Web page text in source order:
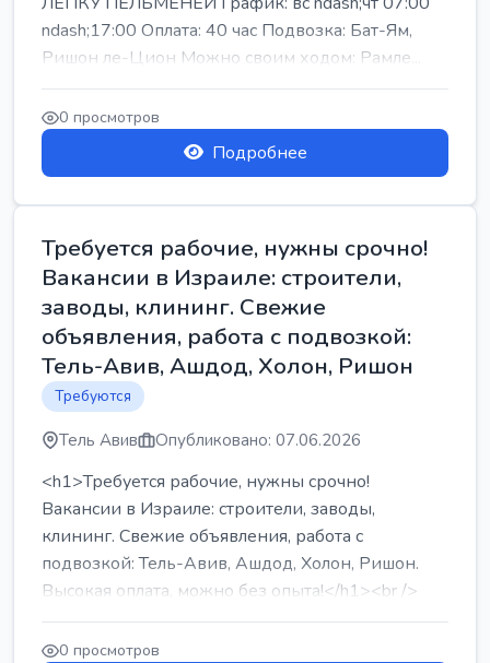
ndash;17:00 Оплата: 40 час Подвозка: Бат-Ям,
Ришон ле-Цион Можно своим ходом: Рамле...
0 просмотров
Подробнее
Требуется рабочие, нужны срочно!
Вакансии в Израиле: строители,
заводы, клининг. Свежие
объявления, работа с подвозкой:
Тель-Авив, Ашдод, Холон, Ришон
Требуются
Тель Авив Опубликовано: 07.06.2026
<h1>Требуется рабочие, нужны срочно!
Вакансии в Израиле: строители, заводы,
клининг. Свежие объявления, работа с
подвозкой: Тель-Авив, Ашдод, Холон, Ришон.
Высокая оплата, можно без опыта!</h1><br />
...
0 просмотров